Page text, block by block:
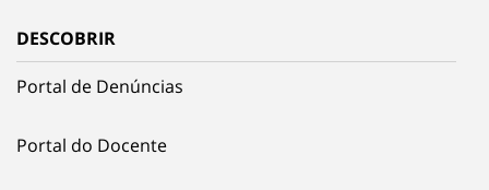
DESCOBRIR
Portal de Denúncias
Portal do Docente